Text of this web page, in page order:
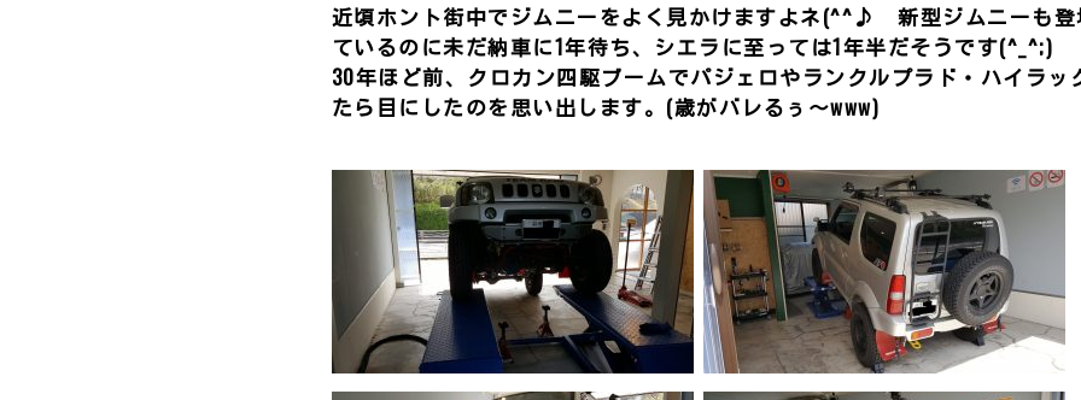
近頃ホント街中でジムニーをよく見かけますよネ(^^♪ 新型ジムニーも登
ているのに未だ納車に1年待ち、シエラに至っては1年半だそうです(^_^;)
30年ほど前、クロカン四駆ブームでパジェロやランクルプラド・ハイラッ
たら目にしたのを思い出します。(歳がバレるぅ～www)